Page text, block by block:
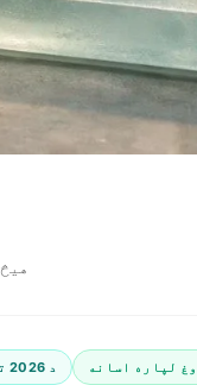
د 2026 تازه معلومات لپاره اسانه